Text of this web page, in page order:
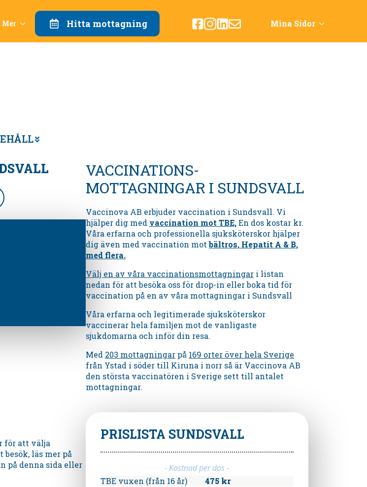
Mer Hitta mottagning Mina Sidor
för att välja
läs mer på
på denna sida eller
VACCINATIONS-
MOTTAGNINGAR I SUNDSVALL
Vaccinova AB erbjuder vaccination i Sundsvall. Vi
hjälper dig med vaccination mot TBE,En dos kostar kr.
Våra erfarna och professionella sjuksköterskor hjälper
dig även med vaccination motbältros, Hepatit A & B,
med flera.
Välj en av våra vaccinationsmottagningari listan
nedan för att besöka oss för drop-in eller boka tid för
vaccination på en av våra mottagningari Sundsvall
Våra erfarna och legitimerade sjuksköterskor
vaccinerar hela familjen mot de vanligaste
sjukdomarna och inför din resa.
Med 203 mottagningarpå 169 orter över hela Sverige
från Ystad i söder till Kiruna i norr så är Vaccinova AB
den största vaccinatören i Sverige sett till antalet
mottagningar.
PRISLISTA SUNDSVALL
- Kostnad per dos -
TBE vuxen (från 16 år)
475 kr